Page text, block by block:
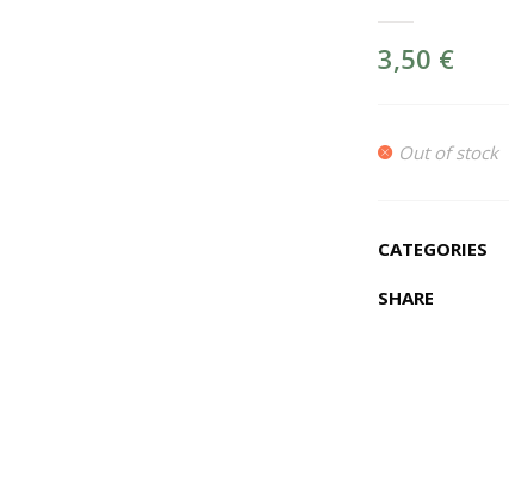
3,50 €
Out of stock
CATEGORIES
SHARE